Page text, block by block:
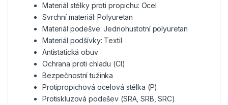
Materiál stélky proti propichu: Ocel
Svrchní materiál: Polyuretan
Materiál podešve: Jednohustotní polyuretan
Materiál podšívky: Textil
Antistatická obuv
Ochrana proti chladu (CI)
Bezpečnostní tužinka
Protipropichová ocelová stélka (P)
Protiskluzová podešev (SRA, SRB, SRC)